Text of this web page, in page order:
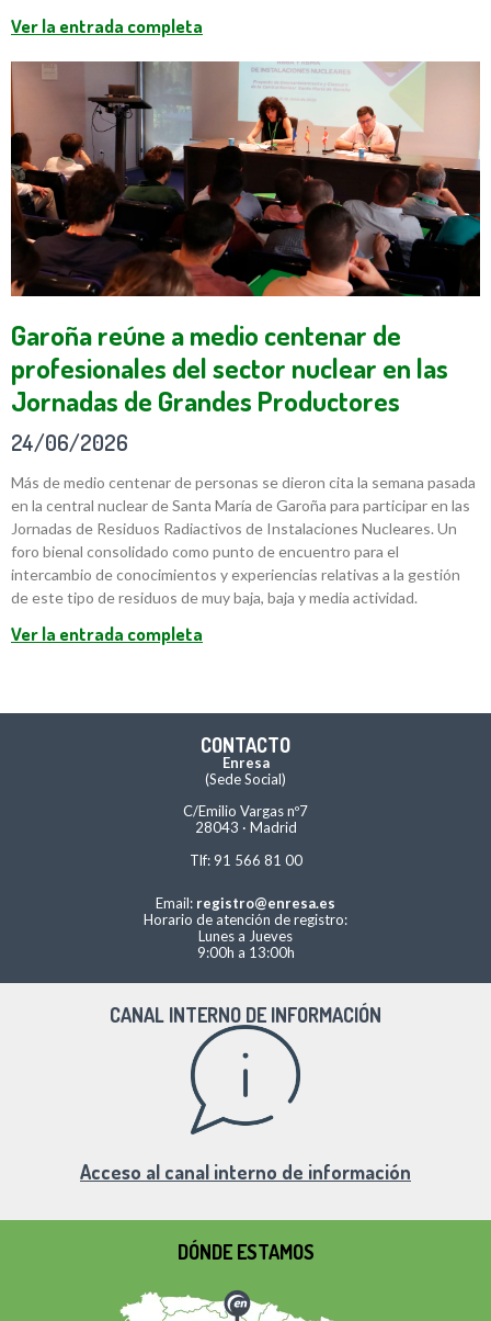
Ver la entrada completa
Garoña reúne a medio centenar de
profesionales del sector nuclear en las
Jornadas de Grandes Productores
24/06/2026
Más de medio centenar de personas se dieron cita la semana pasada
en la central nuclear de Santa María de Garoña para participar en las
Jornadas de Residuos Radiactivos de Instalaciones Nucleares. Un
foro bienal consolidado como punto de encuentro para el
intercambio de conocimientos y experiencias relativas a la gestión
de este tipo de residuos de muy baja, baja y media actividad.
Ver la entrada completa
CONTACTO
Enresa
(Sede Social)
C/Emilio Vargas nº7
28043 · Madrid
Tlf: 91 566 81 00
Email: registro@enresa.es
Horario de atención de registro:
Lunes a Jueves
9:00h a 13:00h
CANAL INTERNO DE INFORMACIÓN
Acceso al canal interno de información
DÓNDE ESTAMOS